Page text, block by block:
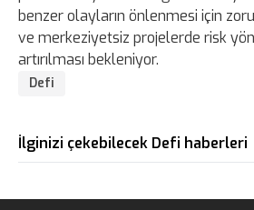
benzer olayların önlenmesi için
ve merkeziyetsiz projelerde risk
artırılması bekleniyor.
Defi
İlginizi çekebilecek Defi haberleri